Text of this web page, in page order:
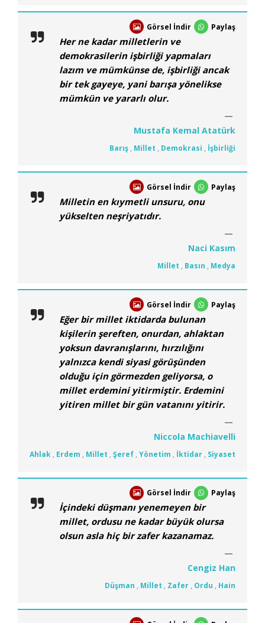
Görsel İndir Paylaş
Her ne kadar milletlerin ve
demokrasilerin işbirliği yapmaları
lazım ve mümkünse de, işbirliği ancak
bir tek gayeye, yani barışa yönelikse
mümkün ve yararlı olur.
Mustafa Kemal Atatürk
Barış , Millet , Demokrasi , İşbirliği
Görsel İndir Paylaş
Milletin en kıymetli unsuru, onu
yükselten neşriyatıdır.
Naci Kasım
Millet , Basın , Medya
Görsel İndir Paylaş
Eğer bir millet iktidarda bulunan
kişilerin şereften, onurdan, ahlaktan
yoksun davranışlarını, hırzılığını
yalnızca kendi siyasi görüşünden
olduğu için görmezden geliyorsa, o
millet erdemini yitirmiştir. Erdemini
yitiren millet bir gün vatanını yitirir.
Niccola Machiavelli
Ahlak , Erdem , Millet , Şeref , Yönetim , İktidar , Siyaset
Görsel İndir Paylaş
İçindeki düşmanı yenemeyen bir
millet, ordusu ne kadar büyük olursa
olsun asla hiç bir zafer kazanamaz.
Cengiz Han
Düşman , Millet , Zafer , Ordu , Hain